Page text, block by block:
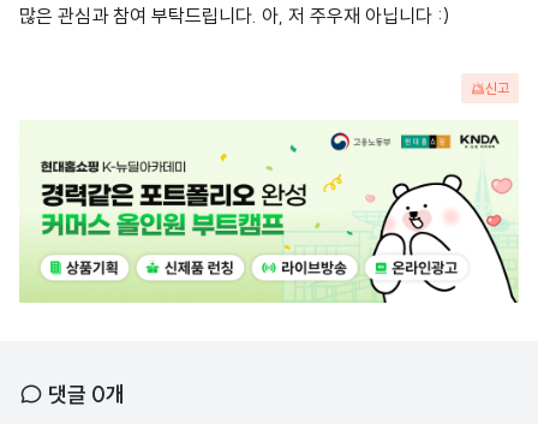
많은 관심과 참여 부탁드립니다. 아, 저 주우재 아닙니다 :)
신고
댓글 0개